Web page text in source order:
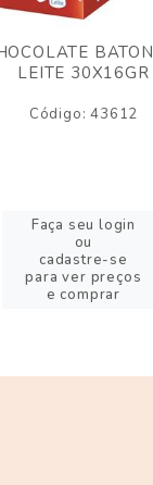
LEITE 30X16GR
Código: 43612
Faça seu login
ou
cadastre-se
para ver preços
e comprar